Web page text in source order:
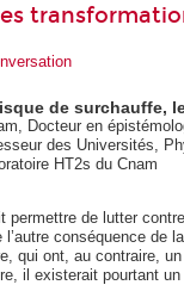
de surchauffe,
Docteur en
des Universités,
HT2s du Cnam
permettre de lutter
conséquence de
qui ont, au contraire,
il existerait pourtant